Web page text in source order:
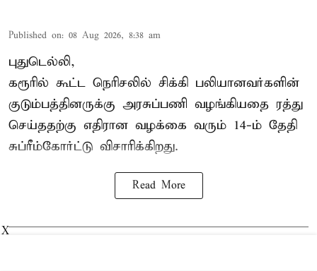
Published on: 08 Aug 2026, 8:38 am
புதுடெல்லி,
கரூரில் கூட்ட நெரிசலில் சிக்கி பலியானவர்களின்
குடும்பத்தினருக்கு அரசுப்பணி வழங்கியதை ரத்து
செய்ததற்கு எதிரான வழக்கை வரும் 14-ம் தேதி
சுப்ரீம்கோர்ட்டு விசாரிக்கிறது.
Read More
X